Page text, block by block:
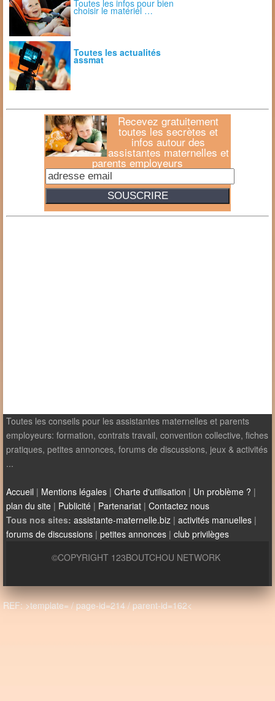
Toutes les infos pour bien
choisir le matériel …
Toutes les actualités
assmat
Recevez gratuitement
toutes les secrètes et
infos autour des
assistantes maternelles et
parents employeurs
Toutes les conseils pour les assistantes maternelles et parents
employeurs: formation, contrats travail, convention collective, fiches
pratiques, petites annonces, forums de discussions, jeux & activités
...
Accueil | Mentions légales | Charte d'utilisation | Un problème ? |
plan du site | Publicité | Partenariat | Contactez nous
Tous nos sites: assistante-maternelle.biz | activités manuelles |
forums de discussions | petites annonces | club privilèges
©COPYRIGHT 123BOUTCHOU NETWORK
REF: >template= / page-id=214 / parent-id=162<